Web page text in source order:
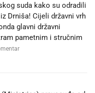
suda kako su odradili
Drniša! Cijeli državni vrh
glavni državni
pametnim i stručnim